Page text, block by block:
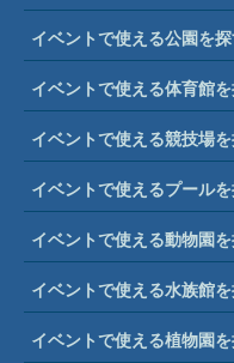
イベントで使える公園を
イベントで使える体育館
イベントで使える競技場
イベントで使えるプール
イベントで使える動物園
イベントで使える水族館
イベントで使える植物園